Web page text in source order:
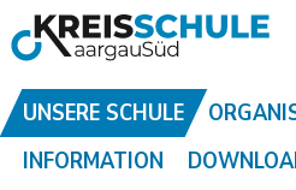
UNSERE SCHULE
INFORMATION